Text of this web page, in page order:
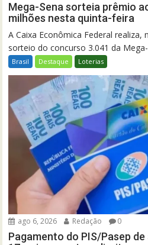
Mega-Sena sorteia prêmio
milhões nesta quinta-feira
A Caixa Econômica Federal realiza,
sorteio do concurso 3.041 da Mega-
Brasil Destaque Loterias
ago 6, 2026 Redação 0
Pagamento do PIS/Pasep